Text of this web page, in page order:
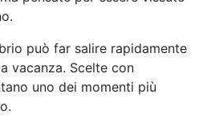
può far salire rapidamente
vacanza. Scelte con
uno dei momenti più